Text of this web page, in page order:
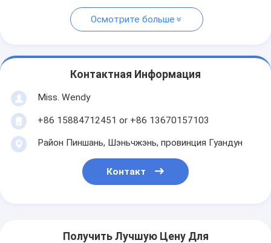
Осмотрите больше
Контактная Информация
Miss. Wendy
+86 15884712451 or +86 13670157103
Район Пиншань, Шэньчжэнь, провинция Гуандун
Контакт
Получить Лучшую Цену Для